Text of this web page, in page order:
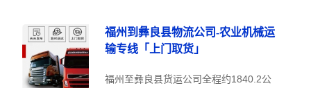
福州到彝良县物流公司-农业机械运
输专线「上门取货」
福州至彝良县货运公司全程约1840.2公